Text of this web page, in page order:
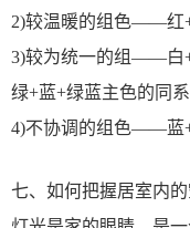
2)较温暖的组色——红+
3)较为统一的组——白+
绿+蓝+绿蓝主色的同
4)不协调的组色——蓝+
七、如何把握居室内